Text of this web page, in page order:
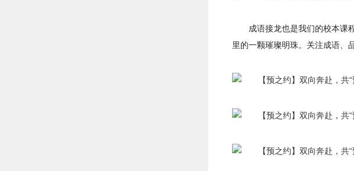
成语接龙也是我们的校本课
里的一颗璀璨明珠。关注成语、